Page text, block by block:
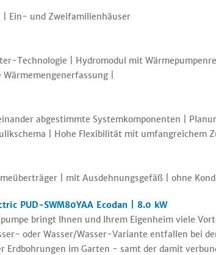
| Ein- und Zweifamilienhäuser
Technologie | Hydromodul mit
|
abgestimmte Systemkomponenten |
| Hohe Flexibilität mit umfangreichem
| mit Ausdehnungsgefäß | ohne
PUD-SWM80YAA Ecodan | 8.0 kW
bringt Ihnen und Ihrem Eigenheim viele
oder Wasser/Wasser-Variante entfallen bei
Erdbohrungen im Garten - samt der damit